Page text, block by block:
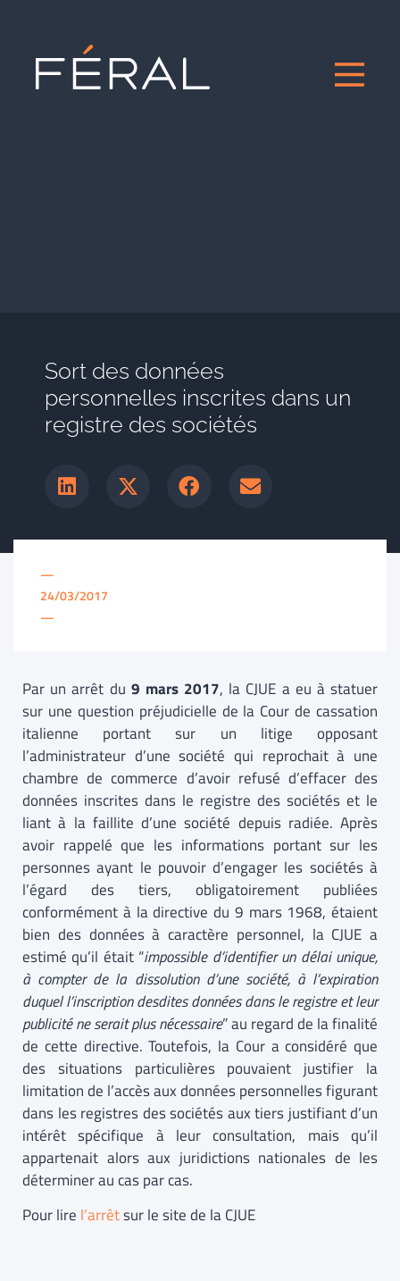
Sort des données
personnelles inscrites dans un
registre des sociétés
—
24/03/2017
—
Par un arrêt du 9 mars 2017, la CJUE a eu à statuer
sur une question préjudicielle de la Cour de cassation
italienne portant sur un litige opposant
l’administrateur d’une société qui reprochait à une
chambre de commerce d’avoir refusé d’effacer des
données inscrites dans le registre des sociétés et le
liant à la faillite d’une société depuis radiée. Après
avoir rappelé que les informations portant sur les
personnes ayant le pouvoir d’engager les sociétés à
l’égard des tiers, obligatoirement publiées
conformément à la directive du 9 mars 1968, étaient
bien des données à caractère personnel, la CJUE a
estimé qu’il était “impossible d’identifier un délai unique,
à compter de la dissolution d’une société, à l’expiration
duquel l’inscription desdites données dans le registre et leur
publicité ne serait plus nécessaire” au regard de la finalité
de cette directive. Toutefois, la Cour a considéré que
des situations particulières pouvaient justifier la
limitation de l’accès aux données personnelles figurant
dans les registres des sociétés aux tiers justifiant d’un
intérêt spécifique à leur consultation, mais qu’il
appartenait alors aux juridictions nationales de les
déterminer au cas par cas.
Pour lire l’arrêtsur le site de la CJUE